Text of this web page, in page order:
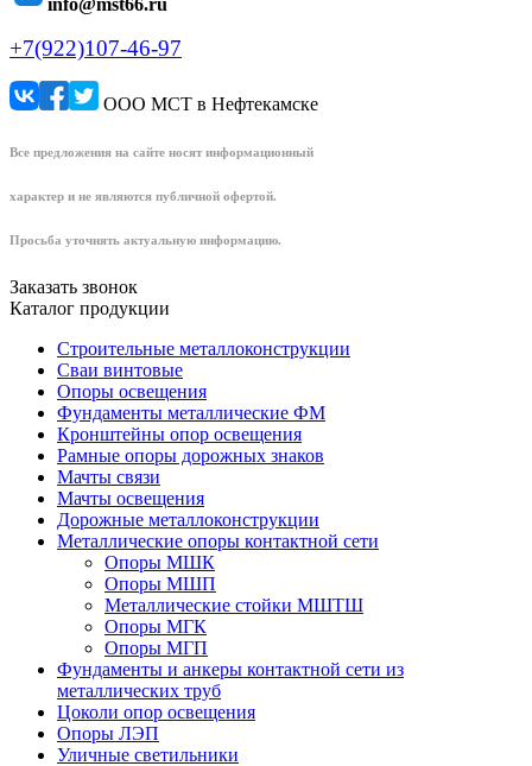
info@mst66.ru
+7(922)107-46-97
ООО МСТ в Нефтекамске
Все предложения на сайте носят информационный
характер и не являются публичной офертой.
Просьба уточнять актуальную информацию.
Заказать звонок
Каталог продукции
Строительные металлоконструкции
Сваи винтовые
Опоры освещения
Фундаменты металлические ФМ
Кронштейны опор освещения
Рамные опоры дорожных знаков
Мачты связи
Мачты освещения
Дорожные металлоконструкции
Металлические опоры контактной сети
Опоры МШК
Опоры МШП
Металлические стойки МШТШ
Опоры МГК
Опоры МГП
Фундаменты и анкеры контактной сети из
металлических труб
Цоколи опор освещения
Опоры ЛЭП
Уличные светильники